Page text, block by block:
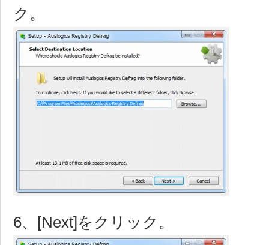
ク。
6、[Next]をクリック。